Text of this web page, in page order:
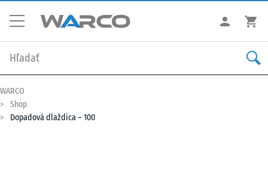
WARCO
Shop
Dopadová dlaždica – 100